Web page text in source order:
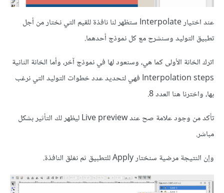
عند اختيار Interpolate ستظهر لنا نافذة للقيم التي نختار من أجل
تطبيق التوليد وسنشرح مع كل نموذج أحدهما.
اترك الخانة الأولى كما هي، وسنعود لها في نموذج آخر، وأما الخانة الثانية
Interpolation steps فهي لتحديد عدد خطوات التوليد التي نرغب
بها، واخترنا هنا العدد 8.
تأكد من وجود علامة صح عند Live preview ليظهر لك التأثير بشكل
مباشر.
وإن النتيجة مرضية سنختار Apply للتطبيق ثم نغلق النافذة.